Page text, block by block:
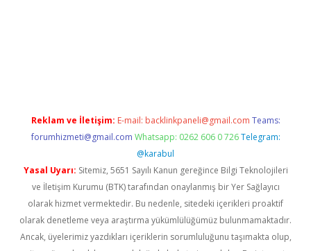
Reklam ve İletişim: E-mail: backlinkpaneli@gmail.com Teams:
forumhizmeti@gmail.com Whatsapp: 0262 606 0 726 Telegram:
@karabul
Yasal Uyarı: Sitemiz, 5651 Sayılı Kanun gereğince Bilgi Teknolojileri
ve İletişim Kurumu (BTK) tarafından onaylanmış bir Yer Sağlayıcı
olarak hizmet vermektedir. Bu nedenle, sitedeki içerikleri proaktif
olarak denetleme veya araştırma yükümlülüğümüz bulunmamaktadır.
Ancak, üyelerimiz yazdıkları içeriklerin sorumluluğunu taşımakta olup,